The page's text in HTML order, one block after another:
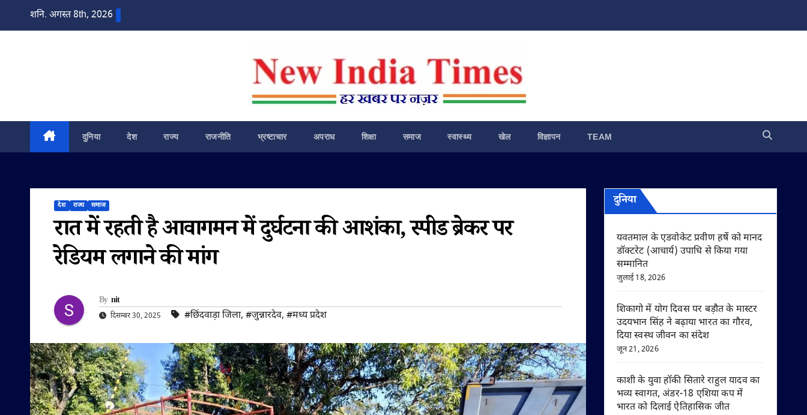
शनि. अगस्त 8th, 2026
दुनिया देश राज्य राजनीति भ्रष्टाचार अपराध शिक्षा समाज स्वास्थ्य खेल विज्ञापन TEAM
देश राज्य समाज
रात में रहती है आवागमन में दुर्घटना की आशंका, स्पीड ब्रेकर पर
रेडियम लगाने की मांग
By nit
दिसम्बर 30, 2025 #छिंदवाड़ा जिला, #जुन्नारदेव, #मध्य प्रदेश
दुनिया
यवतमाल के एडवोकेट प्रवीण हर्षे को मानद
डॉक्टरेट (आचार्य) उपाधि से किया गया
सम्मानित
जुलाई 18, 2026
शिकागो में योग दिवस पर बड़ौत के मास्टर
उदयभान सिंह ने बढ़ाया भारत का गौरव,
दिया स्वस्थ जीवन का संदेश
जून 21, 2026
काशी के युवा हॉकी सितारे राहुल यादव का
भव्य स्वागत, अंडर-18 एशिया कप में
भारत को दिलाई ऐतिहासिक जीत